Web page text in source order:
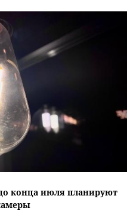
конца июля планируют